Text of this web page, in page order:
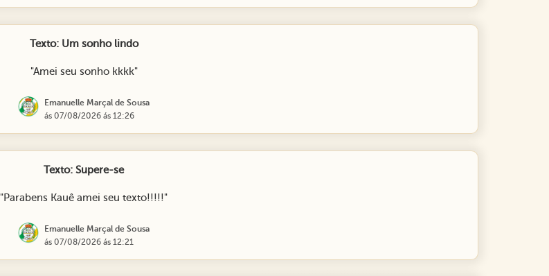
Texto: Um sonho lindo
"Amei seu sonho kkkk"
Emanuelle Marçal de Sousa
ás 07/08/2026 ás 12:26
Texto: Supere-se
"Parabens Kauê amei seu texto!!!!!"
Emanuelle Marçal de Sousa
ás 07/08/2026 ás 12:21